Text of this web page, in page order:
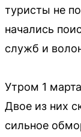
туристы не
начались
служб и
Утром 1
Двое из них
сильное